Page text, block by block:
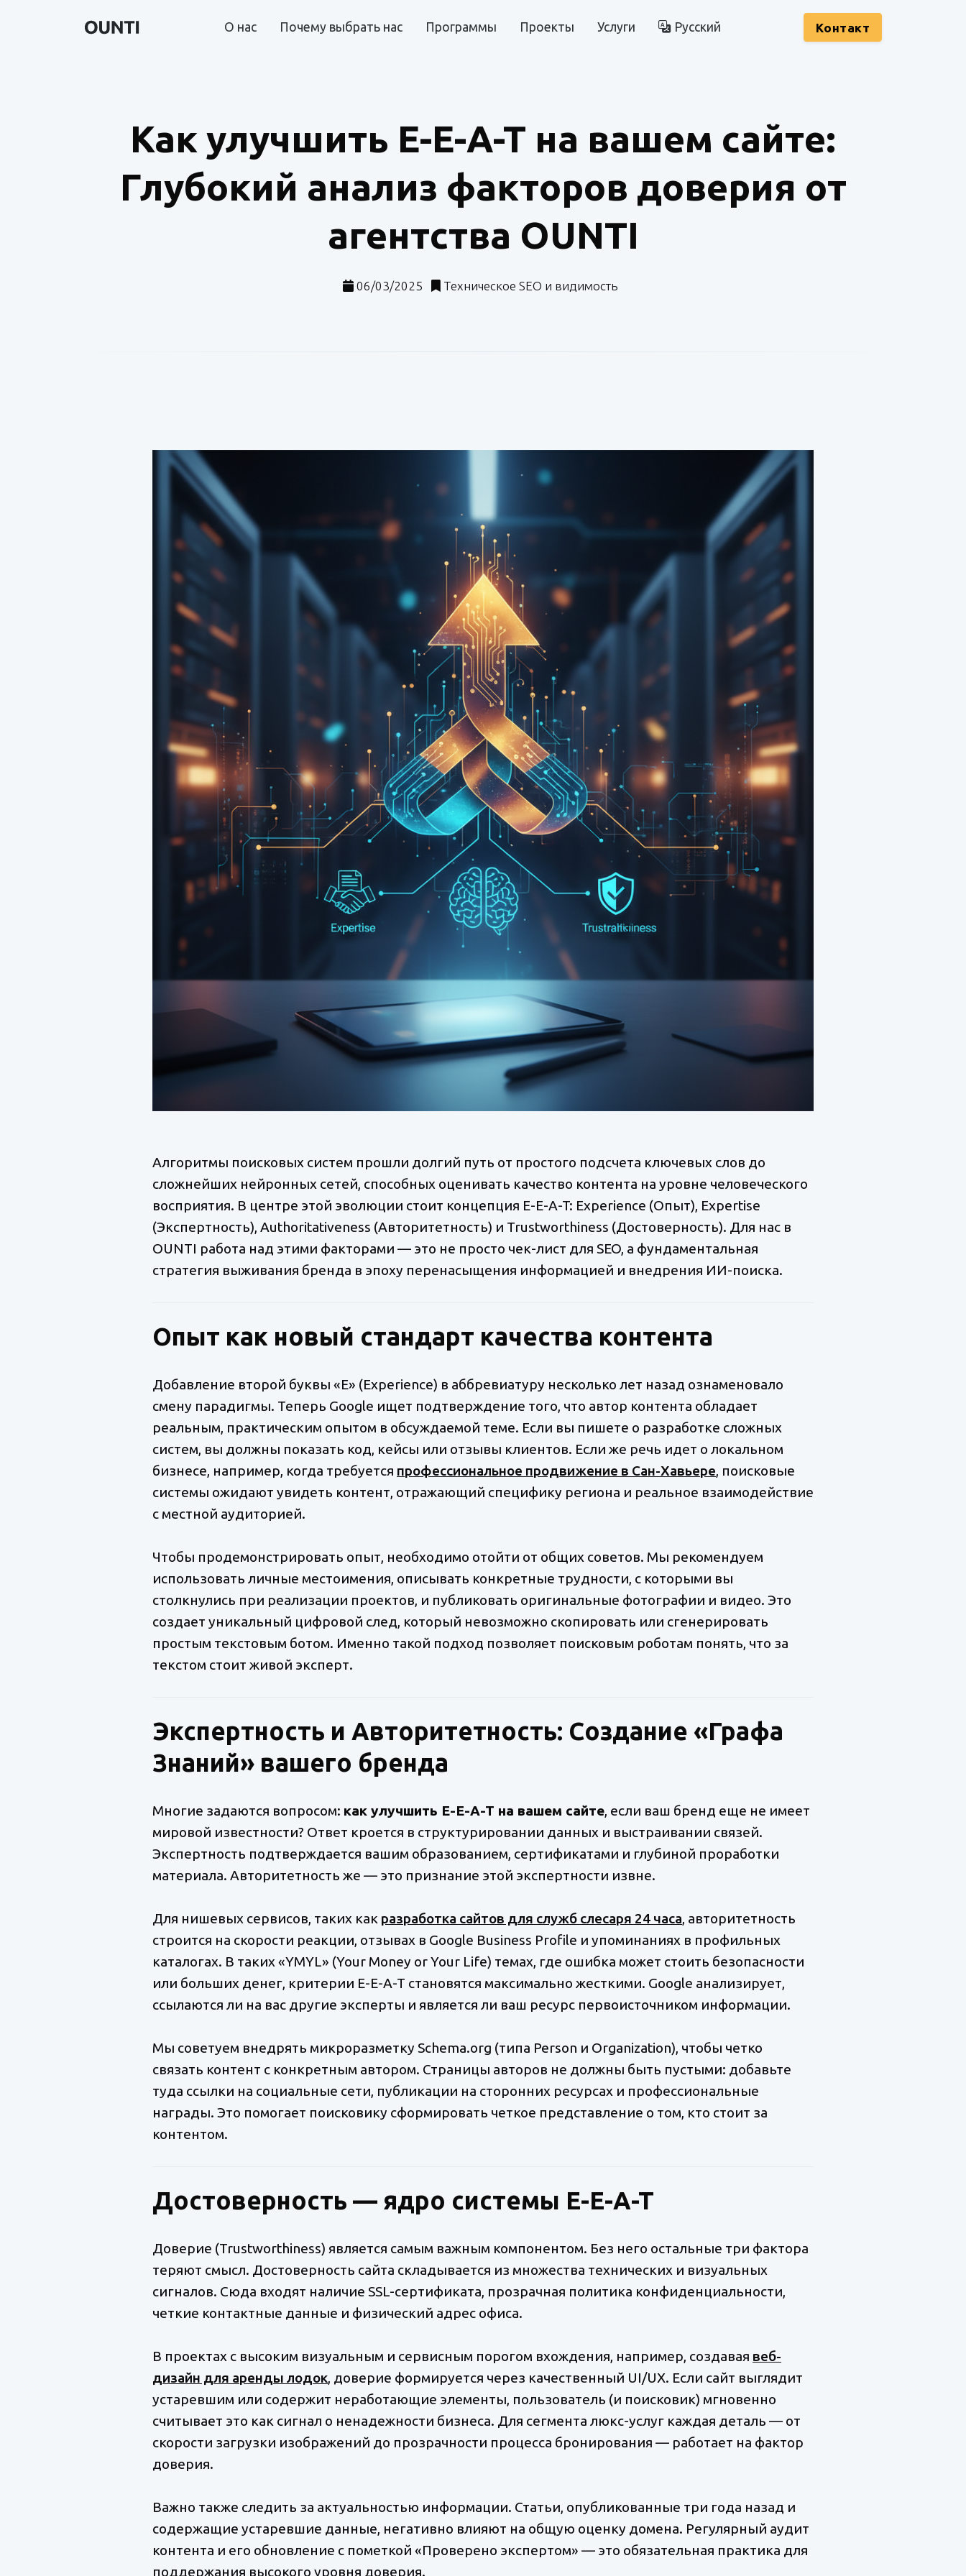
О нас Почему выбрать нас Программы Проекты Услуги Русский Kонтакт
Как улучшить E-E-A-T на вашем сайте:
Глубокий анализ факторов доверия от
агентства OUNTI
06/03/2025 Техническое SEO и видимость
Алгоритмы поисковых систем прошли долгий путь от простого подсчета ключевых слов до
сложнейших нейронных сетей, способных оценивать качество контента на уровне человеческого
восприятия. В центре этой эволюции стоит концепция E-E-A-T: Experience (Опыт), Expertise
(Экспертность), Authoritativeness (Авторитетность) и Trustworthiness (Достоверность). Для нас в
OUNTI работа над этими факторами — это не просто чек-лист для SEO, а фундаментальная
стратегия выживания бренда в эпоху перенасыщения информацией и внедрения ИИ-поиска.
Опыт как новый стандарт качества контента
Добавление второй буквы «E» (Experience) в аббревиатуру несколько лет назад ознаменовало
смену парадигмы. Теперь Google ищет подтверждение того, что автор контента обладает
реальным, практическим опытом в обсуждаемой теме. Если вы пишете о разработке сложных
систем, вы должны показать код, кейсы или отзывы клиентов. Если же речь идет о локальном
бизнесе, например, когда требуется профессиональное продвижение в Сан-Хавьере, поисковые
системы ожидают увидеть контент, отражающий специфику региона и реальное взаимодействие
с местной аудиторией.
Чтобы продемонстрировать опыт, необходимо отойти от общих советов. Мы рекомендуем
использовать личные местоимения, описывать конкретные трудности, с которыми вы
столкнулись при реализации проектов, и публиковать оригинальные фотографии и видео. Это
создает уникальный цифровой след, который невозможно скопировать или сгенерировать
простым текстовым ботом. Именно такой подход позволяет поисковым роботам понять, что за
текстом стоит живой эксперт.
Экспертность и Авторитетность: Создание «Графа
Знаний» вашего бренда
Многие задаются вопросом: как улучшить E-E-A-T на вашем сайте, если ваш бренд еще не имеет
мировой известности? Ответ кроется в структурировании данных и выстраивании связей.
Экспертность подтверждается вашим образованием, сертификатами и глубиной проработки
материала. Авторитетность же — это признание этой экспертности извне.
Для нишевых сервисов, таких как разработка сайтов для служб слесаря 24 часа, авторитетность
строится на скорости реакции, отзывах в Google Business Profile и упоминаниях в профильных
каталогах. В таких «YMYL» (Your Money or Your Life) темах, где ошибка может стоить безопасности
или больших денег, критерии E-E-A-T становятся максимально жесткими. Google анализирует,
ссылаются ли на вас другие эксперты и является ли ваш ресурс первоисточником информации.
Мы советуем внедрять микроразметку Schema.org (типа Person и Organization), чтобы четко
связать контент с конкретным автором. Страницы авторов не должны быть пустыми: добавьте
туда ссылки на социальные сети, публикации на сторонних ресурсах и профессиональные
награды. Это помогает поисковику сформировать четкое представление о том, кто стоит за
контентом.
Достоверность — ядро системы E-E-A-T
Доверие (Trustworthiness) является самым важным компонентом. Без него остальные три фактора
теряют смысл. Достоверность сайта складывается из множества технических и визуальных
сигналов. Сюда входят наличие SSL-сертификата, прозрачная политика конфиденциальности,
четкие контактные данные и физический адрес офиса.
В проектах с высоким визуальным и сервисным порогом вхождения, например, создавая веб-
дизайн для аренды лодок, доверие формируется через качественный UI/UX. Если сайт выглядит
устаревшим или содержит неработающие элементы, пользователь (и поисковик) мгновенно
считывает это как сигнал о ненадежности бизнеса. Для сегмента люкс-услуг каждая деталь — от
скорости загрузки изображений до прозрачности процесса бронирования — работает на фактор
доверия.
Важно также следить за актуальностью информации. Статьи, опубликованные три года назад и
содержащие устаревшие данные, негативно влияют на общую оценку домена. Регулярный аудит
контента и его обновление с пометкой «Проверено экспертом» — это обязательная практика для
поддержания высокого уровня доверия.